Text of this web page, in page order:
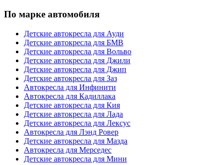
По марке автомобиля
Детские автокресла для Ауди
Детские автокресла для БМВ
Детские автокресла для Вольво
Детские автокресла для Джили
Детские автокресла для Джип
Детские автокресла для Заз
Автокресла для Инфинити
Автокресла для Кадиллака
Детские автокресла для Кия
Детские автокресла для Лада
Детские автокресла для Лексус
Автокресла для Лэнд Ровер
Детские автокресла для Мазда
Автокресла для Мерседес
Детские автокресла для Мини